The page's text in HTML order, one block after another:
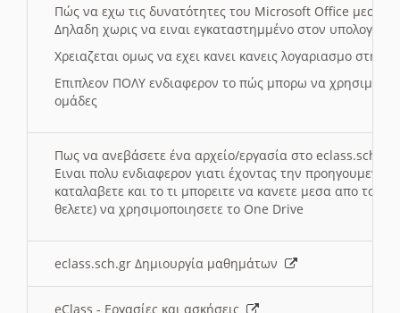
Πώς να εχω τις δυνατότητες του Microsoft Office μεσω
Δηλαδη χωρις να ειναι εγκαταστημμένο στον
Χρειαζεται ομως να εχει κανει κανεις λογαριασμο στη
Επιπλεον ΠΟΛΥ ενδιαφερον το πώς μπορω να
ομάδες
Πως να ανεβάσετε ένα αρχείο/εργασία στο eclass.sch.gr
Ειναι πολυ ενδιαφερον γιατι έχοντας την
καταλαβετε και το τι μπορειτε να κανετε μεσα απο το
θελετε) να χρησιμοποιησετε το One Drive
eclass.sch.gr Δημιουργία μαθημάτων
eClass - Εργασίες και ασκήσεις